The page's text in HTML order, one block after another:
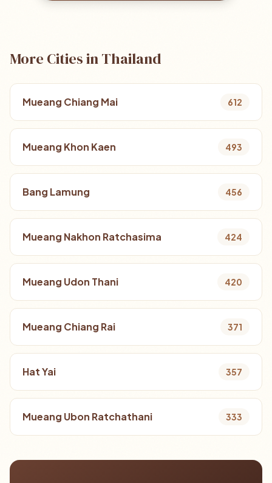
More Cities in Thailand
Mueang Chiang Mai 612
Mueang Khon Kaen 493
Bang Lamung 456
Mueang Nakhon Ratchasima 424
Mueang Udon Thani 420
Mueang Chiang Rai 371
Hat Yai 357
Mueang Ubon Ratchathani 333